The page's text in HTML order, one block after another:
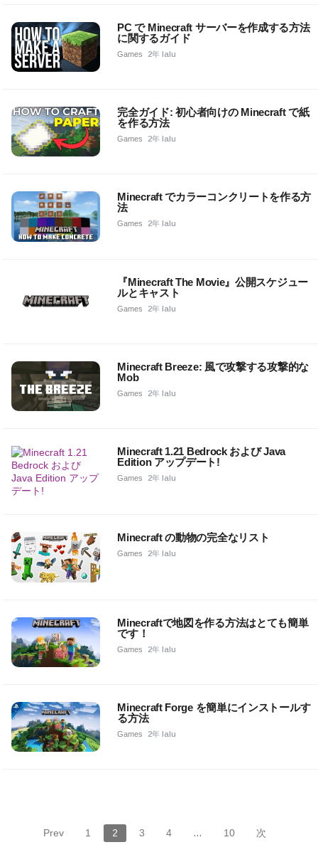
PC で Minecraft サーバーを作成する方法
に関するガイド
Games 2年 lalu
完全ガイド: 初心者向けの Minecraft で紙
を作る方法
Games 2年 lalu
Minecraft でカラーコンクリートを作る方
法
Games 2年 lalu
『Minecraft The Movie』公開スケジュー
ルとキャスト
Games 2年 lalu
Minecraft Breeze: 風で攻撃する攻撃的な
Mob
Games 2年 lalu
Minecraft 1.21 Bedrock および Java
Edition アップデート!
Games 2年 lalu
Minecraft の動物の完全なリスト
Games 2年 lalu
Minecraftで地図を作る方法はとても簡単
です！
Games 2年 lalu
Minecraft Forge を簡単にインストールす
る方法
Games 2年 lalu
Prev 1 2 3 4 … 10 次